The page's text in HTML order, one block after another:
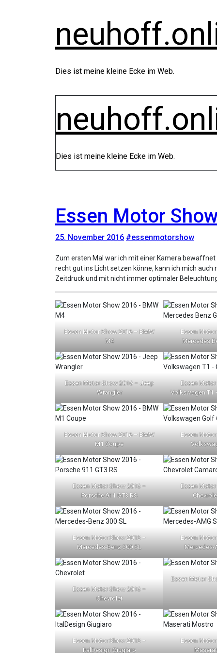
Dies ist meine kleine Ecke im Web.
Dies ist meine kleine Ecke im Web.
Essen Motor
25. November 2016 #essenmotorshow
Zum ersten Mal war ich mit einer Kamera bewaffnet zum knipsen auf der Essen Motor Show. Der Kollege der mich mitschleppte war der Meinung, weil ich auch andere Dinge
recht gut ins Licht setzen könne, kann ich mich
Zeitdruck und mit nicht immer optimaler
Essen Motor Show 2016 – BMW
M4
Essen
Mercedes
Essen Motor Show 2016 – Jeep
Wrangler
Essen
Volkswagen T1
Essen Motor Show 2016 – BMW
M1 Coupe
Essen
Essen Motor Show 2016 –
Porsche 911 GT3 RS
Essen
Essen Motor Show 2016 –
Mercedes-Benz 300 SL
Essen
Mercedes-
Essen Motor Show 2016 –
Chevrolet
Essen Motor
Essen Motor Show 2016 –
ItalDesign Giugiaro
Essen